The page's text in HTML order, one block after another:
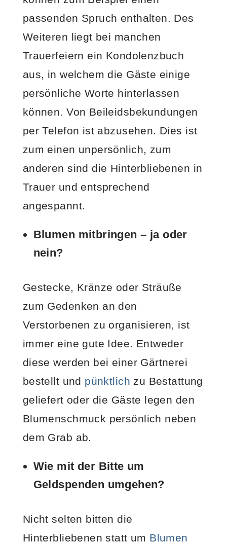
passenden Spruch enthalten. Des
Weiteren liegt bei manchen
Trauerfeiern ein Kondolenzbuch
aus, in welchem die Gäste einige
persönliche Worte hinterlassen
können. Von Beileidsbekundungen
per Telefon ist abzusehen. Dies ist
zum einen unpersönlich, zum
anderen sind die Hinterbliebenen in
Trauer und entsprechend
angespannt.
Blumen mitbringen – ja oder
nein?
Gestecke, Kränze oder Sträuße
zum Gedenken an den
Verstorbenen zu organisieren, ist
immer eine gute Idee. Entweder
diese werden bei einer Gärtnerei
bestellt und pünktlich zu Bestattung
geliefert oder die Gäste legen den
Blumenschmuck persönlich neben
dem Grab ab.
Wie mit der Bitte um
Geldspenden umgehen?
Nicht selten bitten die
Hinterbliebenen statt um Blumen